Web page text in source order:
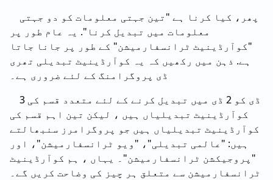
پھر، کیا کرنا ہے "تین جہتی معلومات کو دو جہتی
معلومات میں تبدیل کرنا". یہ عام طور پر
"کوآرڈینیٹ ٹرانسفارمیشن" کے طور پر جانا جاتا
ہے. ذہن میں رکھیں کہ یہ کوآرڈینیٹ تبدیلی تھری
ڈی پروگرامنگ کے لئے ضروری ہے۔
3 ڈی کو 2 ڈی میں تبدیل کرنے کے لئے متعدد قسم کی
کوآرڈینیٹ تبدیلیاں ہیں ، لیکن تین اہم قسم کی
کوآرڈینیٹ تبدیلیاں ہیں جو پروگرامرز سنبھالتے
ہیں: "عالمی تبدیلی"، "ویو ٹرانسفارمیشن"، اور
"پروجیکشن ٹرانسفارمیشن"۔ یہاں ، ہم کوآرڈینیٹ
ٹرانسفارمیشن سے متعلق ہر چیز کی وضاحت کریں گے۔